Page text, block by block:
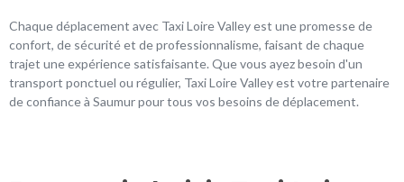
Chaque déplacement avec Taxi Loire Valley est une promesse de
confort, de sécurité et de professionnalisme, faisant de chaque
trajet une expérience satisfaisante. Que vous ayez besoin d'un
transport ponctuel ou régulier, Taxi Loire Valley est votre partenaire
de confiance à Saumur pour tous vos besoins de déplacement.